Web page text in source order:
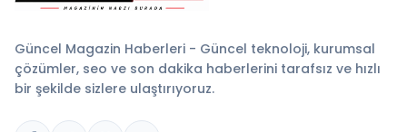
Güncel Magazin Haberleri - Güncel teknoloji, kurumsal
çözümler, seo ve son dakika haberlerini tarafsız ve hızlı
bir şekilde sizlere ulaştırıyoruz.